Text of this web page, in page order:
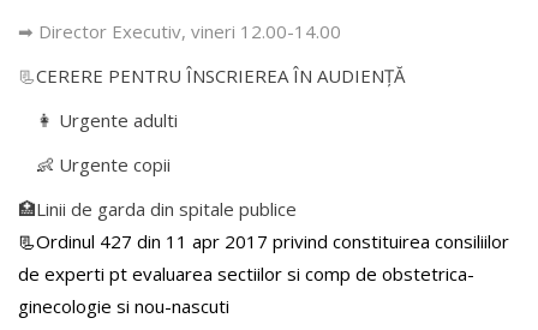
➡ Director Executiv, vineri 12.00-14.00
📃CERERE PENTRU ÎNSCRIEREA ÎN AUDIENŢĂ
👩 Urgente adulti
👶 Urgente copii
🏥Linii de garda din spitale publice
📃Ordinul 427 din 11 apr 2017 privind constituirea consiliilor
de experti pt evaluarea sectiilor si comp de obstetrica-
ginecologie si nou-nascuti